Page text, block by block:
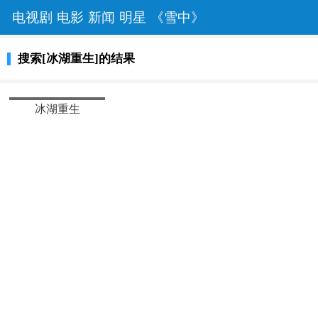
电视剧 电影 新闻 明星 《雪中》
搜索[冰湖重生]的结果
冰湖重生